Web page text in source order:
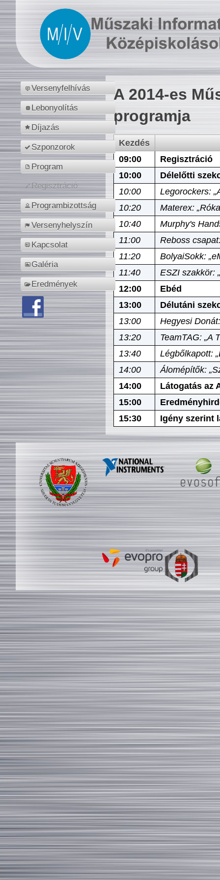
Versenyfelhívás
Lebonyolítás
Díjazás
Szponzorok
Program
Regisztráció
Programbizottság
Versenyhelyszín
Kapcsolat
Galéria
Eredmények
A 2014-es
programja
Kezdés
09:00
Regisztráció
10:00
Délelőtti
10:00
Legorockers:
10:20
Materex:
10:40
Murphy's
11:00
Reboss
11:20
BolyaiSokk:
11:40
ESZI szakkör:
12:00
Ebéd
13:00
Délutáni
13:00
Hegyesi
13:20
TeamTAG: „A
13:40
Légbőlkapott:
14:00
Álomépítők:
14:00
Látogatás az
15:00
15:30
Igény szerint